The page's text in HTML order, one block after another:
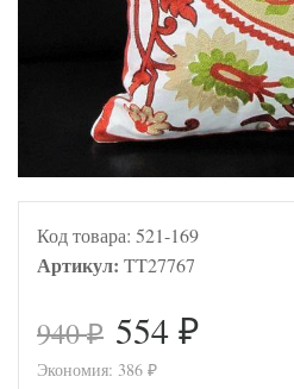
Код товара: 521-169
Артикул: TT27767
940₽ 554 ₽
Экономия: 386 ₽